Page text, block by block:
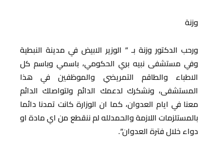
وزنة
ورحب الدكتور وزنة بـ ” الوزير الابيض في مدينة النبطية
وفي مستشفى نبيه بري الحكومي، باسمي وباسم كل
الاطباء والطاقم التمريضي والموظفين في هذا
المستشفى، ونشكرك لدعمك الدائم ولتواصلك الدائم
معنا في ايام العدوان، كما ان الوزارة كانت تمدنا دائما
بالمستلزمات اللازمة والحمدلله لم ننقطع من اي مادة او
دواء خلال فترة العدوان”.